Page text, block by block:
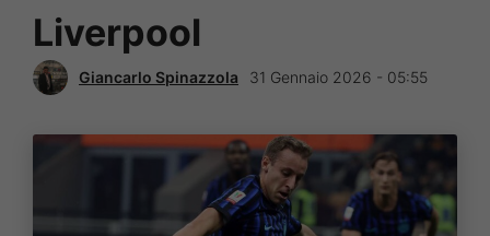
Liverpool
Giancarlo Spinazzola 31 Gennaio 2026 - 05:55